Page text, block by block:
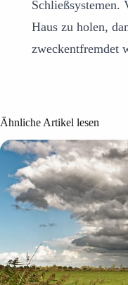
Schließsystemen.
Haus zu holen,
zweckentfremdet
Ähnliche Artikel lesen